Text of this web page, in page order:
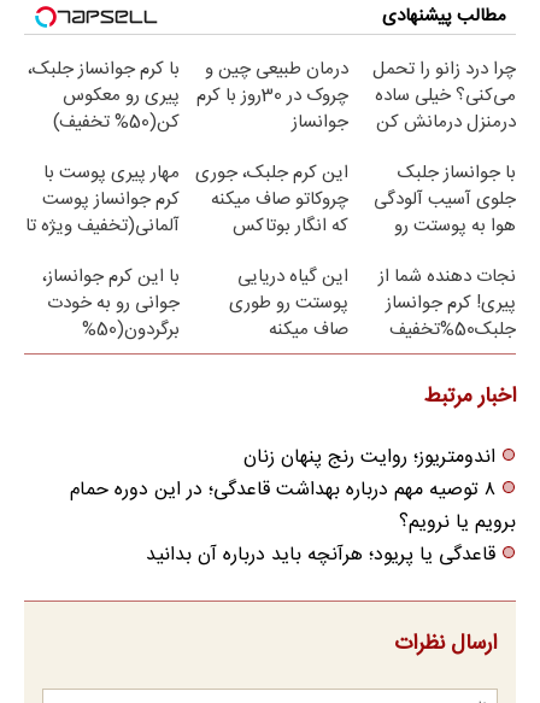
مطالب پیشنهادی
چرا درد زانو را تحمل
می‌کنی؟ خیلی ساده
درمنزل درمانش کن
درمان طبیعی چین و
چروک در 30روز با کرم
جوانساز
با کرم جوانساز جلبک،
پیری رو معکوس
کن(50% تخفیف)
با جوانساز جلبک
جلوی آسیب آلودگی
هوا به پوستت رو
امشب)
این کرم جلبک، جوری
چروکاتو صاف میکنه
که انگار بوتاکس
مهار پیری پوست با
کرم جوانساز پوست
آلمانی(تخفیف ویژه تا
نجات دهنده شما از
پیری! کرم جوانساز
جلبک50%تخفیف
این گیاه دریایی
پوستت رو طوری
صاف میکنه
انگار20سال جوون
با این کرم جوانساز،
جوانی رو به خودت
برگردون(50%
تخفیف)
اخبار مرتبط
اندومتریوز؛ روایت رنج پنهان زنان
۸ توصیه مهم درباره بهداشت قاعدگی؛ در این دوره حمام
برویم یا نرویم؟
قاعدگی یا پریود؛ هرآنچه باید درباره آن بدانید
ارسال نظرات